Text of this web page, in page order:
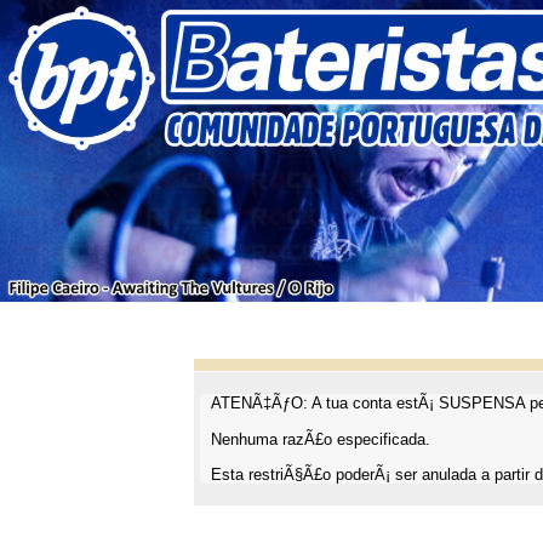
ATENÃ‡ÃƒO: A tua conta estÃ¡ SUSPENSA
Nenhuma razÃ£o especificada.
Esta restriÃ§Ã£o poderÃ¡ ser anulada a partir